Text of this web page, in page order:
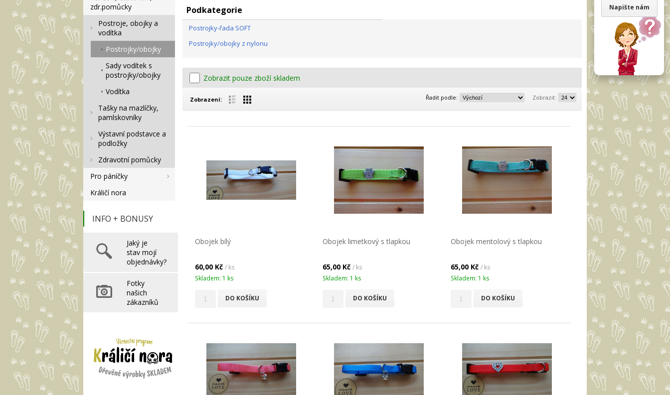
zdr.pomůcky
Postroje, obojky a
vodítka
Postrojky/obojky
Sady vodítek s
postrojky/obojky
Vodítka
Tašky na mazlíčky,
pamlskovníky
Výstavní podstavce a
podložky
Zdravotní pomůcky
Pro páníčky
Králičí nora
INFO + BONUSY
Jaký je
stav mojí
objednávky?
Fotky
našich
zákazníků
Podkategorie
Postrojky-řada SOFT
Postrojky/obojky z nylonu
Zobrazit pouze zboží skladem
Zobrazení: Zobrazit:
Řadit podle:
Obojek bílý
60,00 Kč / ks
Skladem: 1 ks
DO KOŠÍKU
Obojek limetkový s tlapkou
65,00 Kč/ ks
Skladem: 1 ks
DO KOŠÍKU
Obojek mentolový s tlapkou
65,00 Kč / ks
Skladem: 1 ks
DO KOŠÍKU
Napište nám